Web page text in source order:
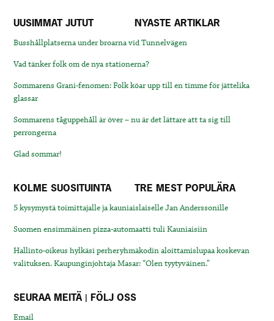
UUSIMMAT JUTUT NYASTE ARTIKLAR
Busshållplatserna under broarna vid Tunnelvägen
Vad tänker folk om de nya stationerna?
Sommarens Grani-fenomen: Folk köar upp till en timme för jättelika
glassar
Sommarens tåguppehåll är över – nu är det lättare att ta sig till
perrongerna
Glad sommar!
KOLME SUOSITUINTA TRE MEST POPULÄRA
5 kysymystä toimittajalle ja kauniaislaiselle Jan Anderssonille
Suomen ensimmäinen pizza-automaatti tuli Kauniaisiin
Hallinto-oikeus hylkäsi perheryhmäkodin aloittamislupaa koskevan
valituksen. Kaupunginjohtaja Masar: “Olen tyytyväinen.”
SEURAA MEITÄ | FÖLJ OSS
Email